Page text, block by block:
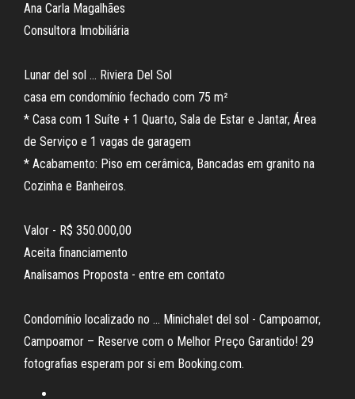
Ana Carla Magalhães
Consultora Imobiliária
Lunar del sol … Riviera Del Sol
casa em condomínio fechado com 75 m²
* Casa com 1 Suíte + 1 Quarto, Sala de Estar e Jantar, Área
de Serviço e 1 vagas de garagem
* Acabamento: Piso em cerâmica, Bancadas em granito na
Cozinha e Banheiros.
Valor - R$ 350.000,00
Aceita financiamento
Analisamos Proposta - entre em contato
Condomínio localizado no … Minichalet del sol - Campoamor,
Campoamor – Reserve com o Melhor Preço Garantido! 29
fotografias esperam por si em Booking.com.